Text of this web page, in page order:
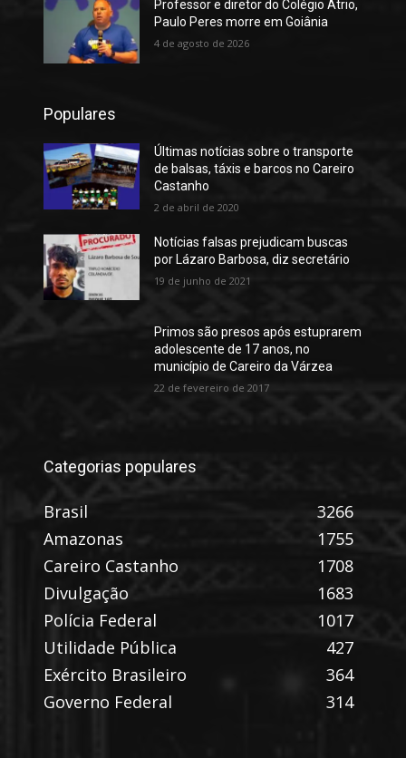
Professor e diretor do Colégio Átrio,
Paulo Peres morre em Goiânia
4 de agosto de 2026
Populares
Últimas notícias sobre o transporte
de balsas, táxis e barcos no Careiro
Castanho
2 de abril de 2020
Notícias falsas prejudicam buscas
por Lázaro Barbosa, diz secretário
19 de junho de 2021
Primos são presos após estuprarem
adolescente de 17 anos, no
município de Careiro da Várzea
22 de fevereiro de 2017
Categorias populares
Brasil
3266
Amazonas
1755
Careiro Castanho
1708
Divulgação
1683
Polícia Federal
1017
Utilidade Pública
427
Exército Brasileiro
364
Governo Federal
314